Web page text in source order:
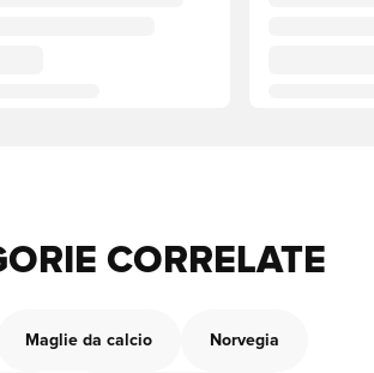
CORRELATE
Maglie da calcio Norvegia